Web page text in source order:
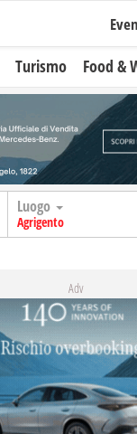
Turismo Food &
Luogo
Agrigento
Adv